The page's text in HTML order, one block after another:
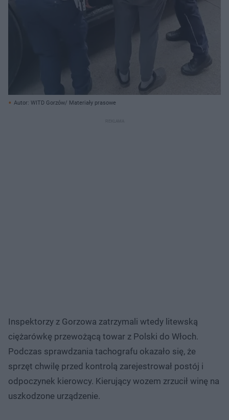
Autor: WITD Gorzów/ Materiały prasowe
Inspektorzy z Gorzowa zatrzymali wtedy litewską
ciężarówkę przewożącą towar z Polski do Włoch.
Podczas sprawdzania tachografu okazało się, że
sprzęt chwilę przed kontrolą zarejestrował postój i
odpoczynek kierowcy. Kierujący wozem zrzucił winę na
uszkodzone urządzenie.